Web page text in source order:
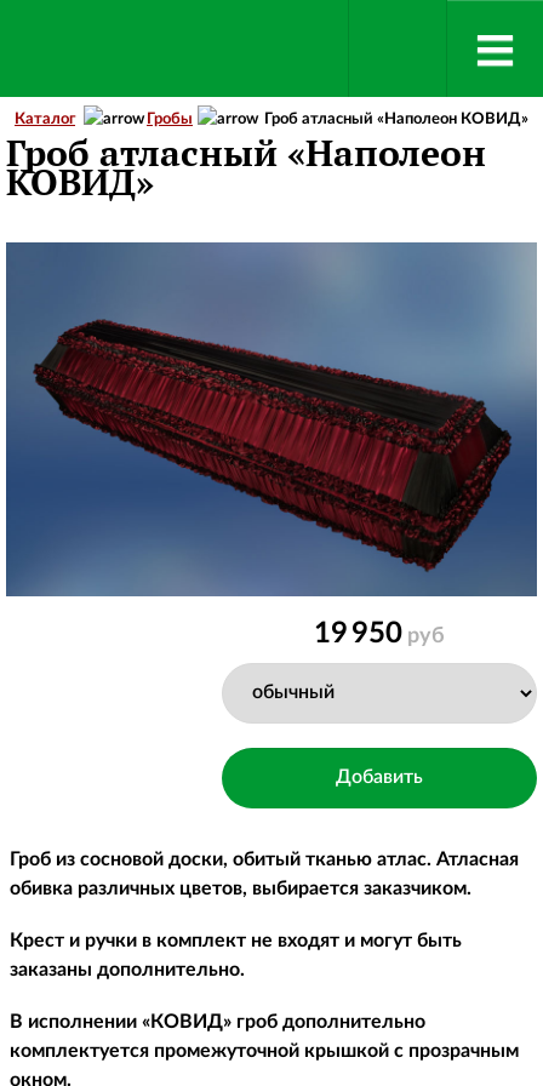
Каталог Гробы Гроб атласный «Наполеон КОВИД»
Гроб атласный «Наполеон
КОВИД»
19 950 руб
Гроб из сосновой доски, обитый тканью атлас. Атласная
обивка различных цветов, выбирается заказчиком.
Крест и ручки в комплект не входят и могут быть
заказаны дополнительно.
В исполнении «КОВИД» гроб дополнительно
комплектуется промежуточной крышкой с прозрачным
окном.